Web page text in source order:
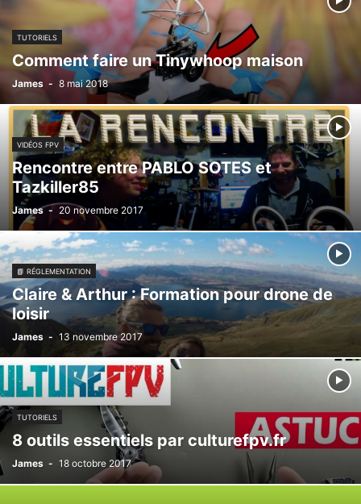
TUTORIELS
Comment faire un Tinywhoop maison
James - 8 mai 2018
VIDÉOS FPV
Rencontre entre PABLO SOTES et
Tazkiller85
James - 20 novembre 2017
📘 RÉGLEMENTATION
Claire & Arthur : Formation pour drone de
loisir
James - 13 novembre 2017
TUTORIELS
8 outils essentiels par culturefpv.fr
James - 18 octobre 2017